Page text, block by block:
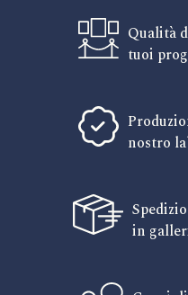
Qualità
tuoi
nostro
in